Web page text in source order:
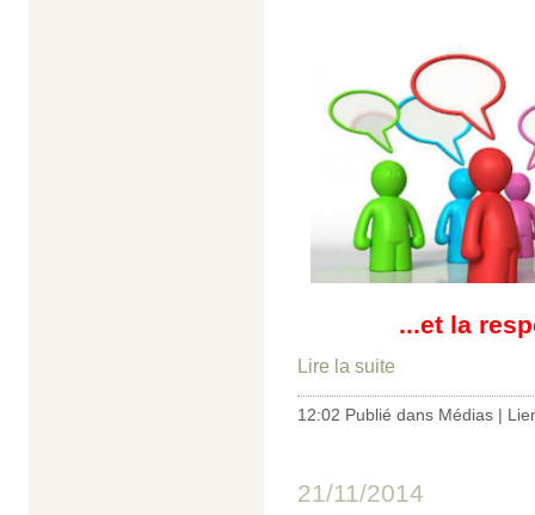
...et la
Lire la suite
12:02 Publié dans Médias |
21/11/2014